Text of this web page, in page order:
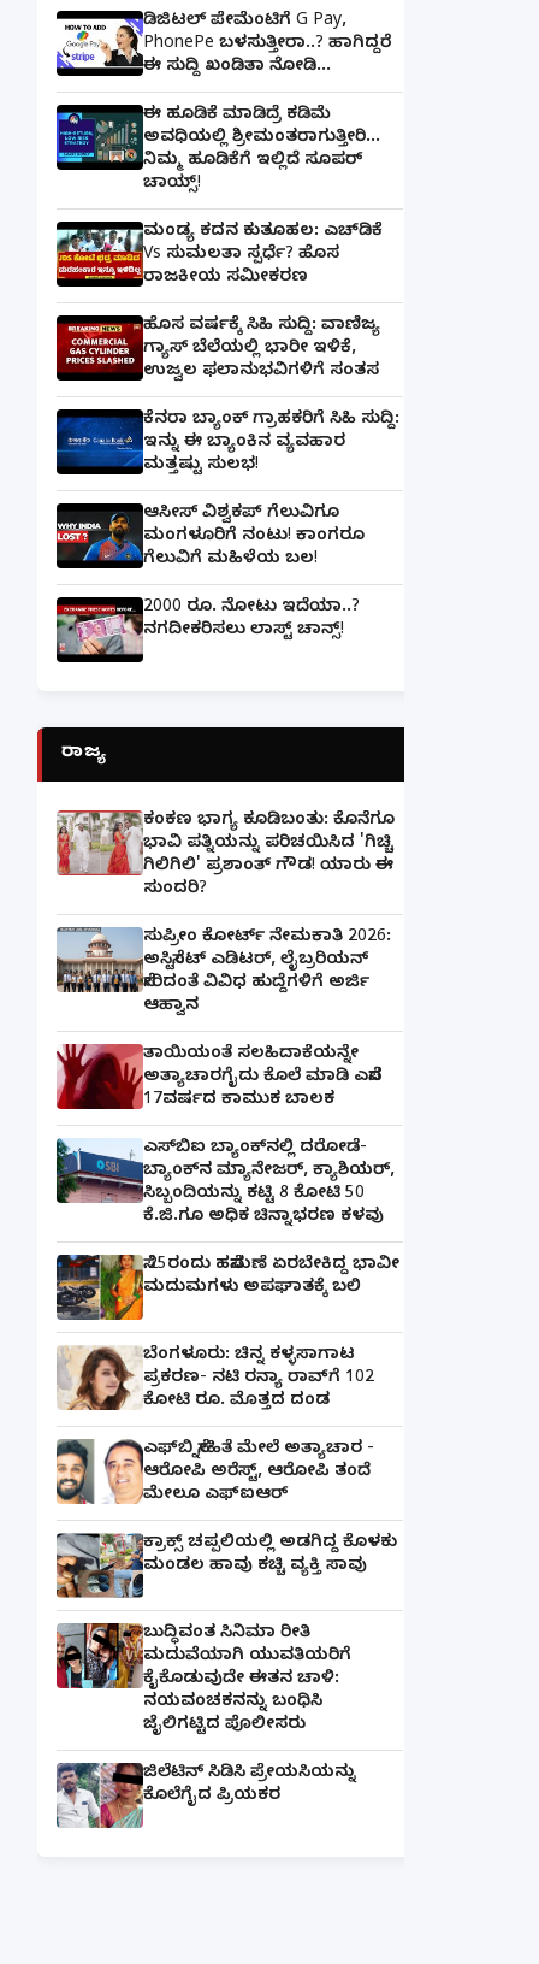
ಡಿಜಿಟಲ್ ಪೇಮೆಂಟಿಗೆ G Pay,
PhonePe ಬಳಸುತ್ತೀರಾ..? ಹಾಗಿದ್ದರೆ
ಈ ಸುದ್ದಿ ಖಂಡಿತಾ ನೋಡಿ...
ಈ ಹೂಡಿಕೆ ಮಾಡಿದ್ರೆ ಕಡಿಮೆ
ಅವಧಿಯಲ್ಲಿ ಶ್ರೀಮಂತರಾಗುತ್ತೀರಿ...
ನಿಮ್ಮ ಹೂಡಿಕೆಗೆ ಇಲ್ಲಿದೆ ಸೂಪರ್
ಚಾಯ್ಸ್‌!
ಮಂಡ್ಯ ಕದನ ಕುತೂಹಲ: ಎಚ್‌ಡಿಕೆ
Vs ಸುಮಲತಾ ಸ್ಪರ್ಧೆ? ಹೊಸ
ರಾಜಕೀಯ ಸಮೀಕರಣ
ಹೊಸ ವರ್ಷಕ್ಕೆ ಸಿಹಿ ಸುದ್ದಿ: ವಾಣಿಜ್ಯ
ಗ್ಯಾಸ್‌ ಬೆಲೆಯಲ್ಲಿ ಭಾರೀ ಇಳಿಕೆ,
ಉಜ್ವಲ ಫಲಾನುಭವಿಗಳಿಗೆ ಸಂತಸ
ಕೆನರಾ ಬ್ಯಾಂಕ್‌ ಗ್ರಾಹಕರಿಗೆ ಸಿಹಿ ಸುದ್ದಿ:
ಇನ್ನು ಈ ಬ್ಯಾಂಕಿನ ವ್ಯವಹಾರ
ಮತ್ತಷ್ಟು ಸುಲಭ!
ಆಸೀಸ್ ವಿಶ್ವಕಪ್ ಗೆಲುವಿಗೂ
ಮಂಗಳೂರಿಗೆ ನಂಟು! ಕಾಂಗರೂ
ಗೆಲುವಿಗೆ ಮಹಿಳೆಯ ಬಲ!
2000 ರೂ. ನೋಟು ಇದೆಯಾ..?
ನಗದೀಕರಿಸಲು ಲಾಸ್ಟ್‌ ಚಾನ್ಸ್‌!
ರಾಜ್ಯ
ಕಂಕಣ ಭಾಗ್ಯ ಕೂಡಿಬಂತು: ಕೊನೆಗೂ
ಭಾವಿ ಪತ್ನಿಯನ್ನು ಪರಿಚಯಿಸಿದ 'ಗಿಚ್ಚಿ
ಗಿಲಿಗಿಲಿ' ಪ್ರಶಾಂತ್ ಗೌಡ! ಯಾರು ಈ
ಸುಂದರಿ?
ಸುಪ್ರೀಂ ಕೋರ್ಟ್ ನೇಮಕಾತಿ 2026:
ಅಸಿಸ್ಟೆಂಟ್ ಎಡಿಟರ್, ಲೈಬ್ರರಿಯನ್
ಸೇರಿದಂತೆ ವಿವಿಧ ಹುದ್ದೆಗಳಿಗೆ ಅರ್ಜಿ
ಆಹ್ವಾನ
ತಾಯಿಯಂತೆ ಸಲಹಿದಾಕೆಯನ್ನೇ
ಅತ್ಯಾಚಾರಗೈದು ಕೊಲೆ ಮಾಡಿ ಎಸೆದ
17ವರ್ಷದ ಕಾಮುಕ ಬಾಲಕ
ಎಸ್‌ಬಿಐ ಬ್ಯಾಂಕ್‌ನಲ್ಲಿ‌ ದರೋಡೆ-
ಬ್ಯಾಂಕ್​ನ ಮ್ಯಾನೇಜರ್‌, ಕ್ಯಾಶಿಯರ್‌,
ಸಿಬ್ಬಂದಿಯನ್ನು ಕಟ್ಟಿ 8 ಕೋಟಿ 50
ಕೆ.ಜಿ.ಗೂ ಅಧಿಕ ಚಿನ್ನಾಭರಣ ಕಳವು
ಸೆ.25ರಂದು ಹಸೆಮಣೆ ಏರಬೇಕಿದ್ದ ಭಾವೀ
ಮದುಮಗಳು ಅಪಘಾತಕ್ಕೆ ಬಲಿ
ಬೆಂಗಳೂರು: ಚಿನ್ನ ಕಳ್ಳಸಾಗಾಟ
ಪ್ರಕರಣ- ನಟಿ ರನ್ಯಾ ರಾವ್‌ಗೆ 102
ಕೋಟಿ ರೂ. ಮೊತ್ತದ ದಂಡ
ಎಫ್‌ಬಿ ಸ್ನೇಹಿತೆ ಮೇಲೆ ಅತ್ಯಾಚಾರ -
ಆರೋಪಿ ಅರೆಸ್ಟ್, ಆರೋಪಿ ತಂದೆ
ಮೇಲೂ ಎಫ್ಐಆರ್
ಕ್ರಾಕ್ಸ್ ಚಪ್ಪಲಿಯಲ್ಲಿ ಅಡಗಿದ್ದ ಕೊಳಕು
ಮಂಡಲ ಹಾವು ಕಚ್ಚಿ ವ್ಯಕ್ತಿ ಸಾವು
ಬುದ್ಧಿವಂತ ಸಿನಿಮಾ ರೀತಿ
ಮದುವೆಯಾಗಿ ಯುವತಿಯರಿಗೆ
ಕೈಕೊಡುವುದೇ ಈತನ ಚಾಳಿ:
ನಯವಂಚಕನನ್ನು ಬಂಧಿಸಿ
ಜೈಲಿಗಟ್ಟಿದ ಪೊಲೀಸರು
ಜಿಲೆಟಿನ್ ಸಿಡಿಸಿ ಪ್ರೇಯಸಿಯನ್ನು
ಕೊಲೆಗೈದ ಪ್ರಿಯಕರ